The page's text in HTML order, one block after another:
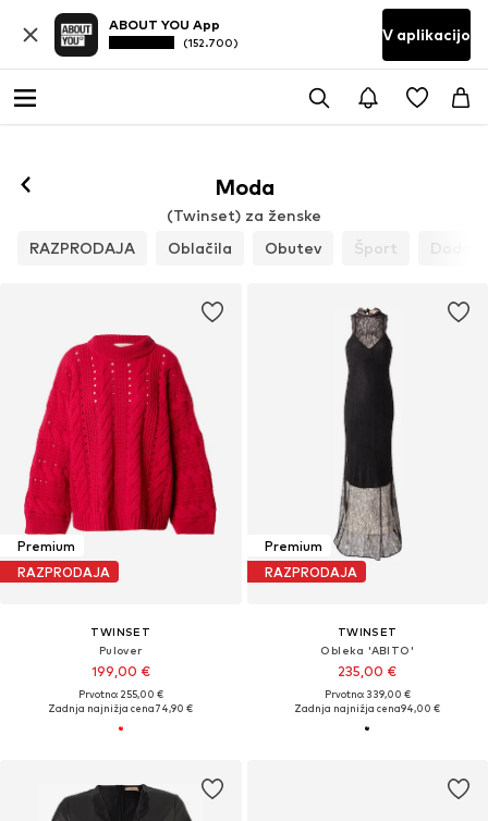
ABOUT YOU App
(152.700) V aplikacijo
Moda
(Twinset) za ženske
RAZPRODAJA
Oblačila Obutev Šport
Premium
RAZPRODAJA
TWINSET
Pulover
199,00 €
Prvotno: 255,00 €
Zadnja najnižja cena74,90 €
Premium
RAZPRODAJA
TWINSET
Obleka 'ABITO'
235,00 €
Prvotno: 339,00 €
Zadnja najnižja cena94,00 €